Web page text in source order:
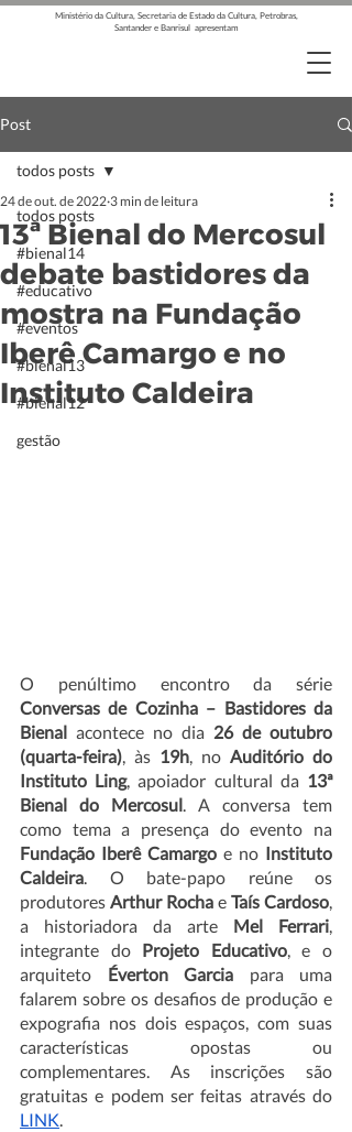
Ministério da Cultura, Secretaria de Estado da Cultura, Petrobras,
Santander e Banrisul apresentam
Post
todos posts
#bienal14
#educativo
#eventos
#bienal13
#bienal12
gestão
todos posts
13ª Bienal do Mercosul
debate bastidores da
mostra na Fundação
Iberê Camargo e no
Instituto Caldeira
24 de out. de 2022 3 min de leitura
Conversas de Cozinha – Bastidores da
Bienal acontece no dia 26 de outubro
(quarta-feira), às 19h, no Auditório do
Instituto Ling, apoiador cultural da 13ª
Bienal do Mercosul. A conversa tem
Fundação Iberê Camargo e no Instituto
Caldeira.
O bate-papo reúne os
produtores Arthur Rocha e Taís Cardoso,
a historiadora da arte Mel Ferrari,
integrante do Projeto Educativo, e o
arquiteto Éverton Garcia para uma
falarem sobre os desafios de produção e
expografia nos dois espaços, com suas
características opostas ou
complementares. As inscrições são
LINK.